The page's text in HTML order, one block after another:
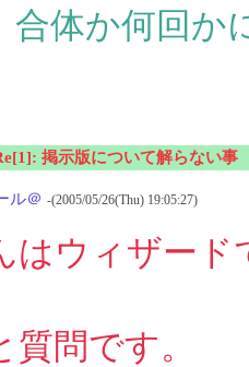
合体か何回か
掲示版について解らない事
ル＠ -(2005/05/26(Thu) 19:05:27)
はウィザード
質問です。